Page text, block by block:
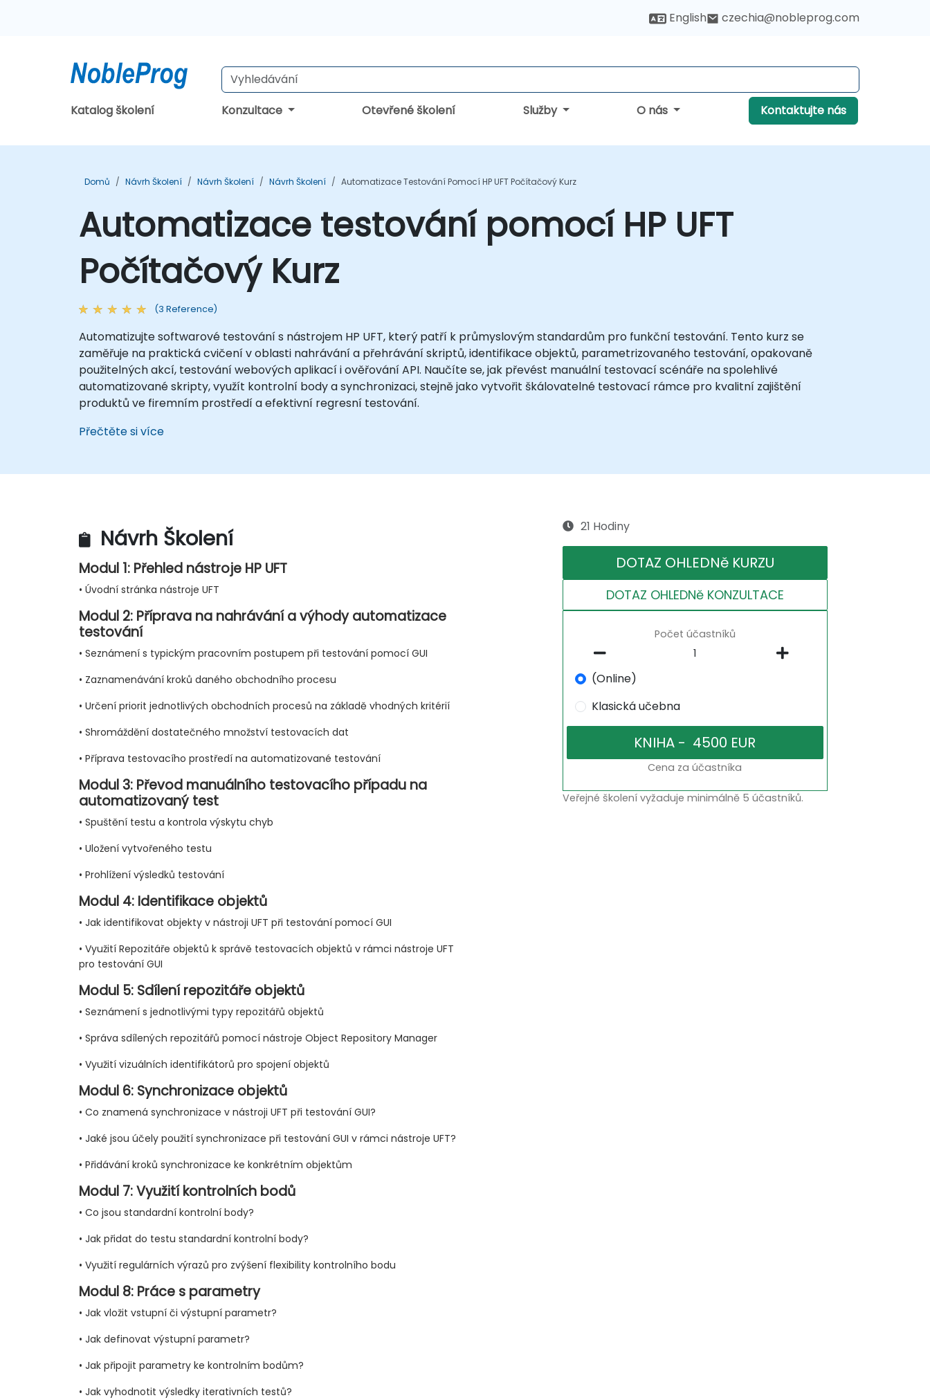
English czechia@nobleprog.com
Katalog školení Konzultace Otevřené školení Služby O nás Kontaktujte nás
Domů Návrh Školení Návrh Školení Návrh Školení Automatizace Testování Pomocí HP UFT Počítačový Kurz
Automatizace testování pomocí HP UFT
Počítačový Kurz
(3 Reference)
Automatizujte softwarové testování s nástrojem HP UFT, který patří k průmyslovým standardům pro funkční testování. Tento kurz se
zaměřuje na praktická cvičení v oblasti nahrávání a přehrávání skriptů, identifikace objektů, parametrizovaného testování, opakovaně
použitelných akcí, testování webových aplikací i ověřování API. Naučíte se, jak převést manuální testovací scénáře na spolehlivé
automatizované skripty, využít kontrolní body a synchronizaci, stejně jako vytvořit škálovatelné testovací rámce pro kvalitní zajištění
produktů ve firemním prostředí a efektivní regresní testování.
Přečtěte si více
Návrh Školení
Modul 1: Přehled nástroje HP UFT
• Úvodní stránka nástroje UFT
Modul 2: Příprava na nahrávání a výhody automatizace
testování
• Seznámení s typickým pracovním postupem při testování pomocí GUI
• Zaznamenávání kroků daného obchodního procesu
• Určení priorit jednotlivých obchodních procesů na základě vhodných kritérií
• Shromáždění dostatečného množství testovacích dat
• Příprava testovacího prostředí na automatizované testování
Modul 3: Převod manuálního testovacího případu na
automatizovaný test
• Spuštění testu a kontrola výskytu chyb
• Uložení vytvořeného testu
• Prohlížení výsledků testování
Modul 4: Identifikace objektů
• Jak identifikovat objekty v nástroji UFT při testování pomocí GUI
• Využití Repozitáře objektů k správě testovacích objektů v rámci nástroje UFT
pro testování GUI
Modul 5: Sdílení repozitáře objektů
• Seznámení s jednotlivými typy repozitářů objektů
• Správa sdílených repozitářů pomocí nástroje Object Repository Manager
• Využití vizuálních identifikátorů pro spojení objektů
Modul 6: Synchronizace objektů
• Co znamená synchronizace v nástroji UFT při testování GUI?
• Jaké jsou účely použití synchronizace při testování GUI v rámci nástroje UFT?
• Přidávání kroků synchronizace ke konkrétním objektům
Modul 7: Využití kontrolních bodů
• Co jsou standardní kontrolní body?
• Jak přidat do testu standardní kontrolní body?
• Využití regulárních výrazů pro zvýšení flexibility kontrolního bodu
Modul 8: Práce s parametry
• Jak vložit vstupní či výstupní parametr?
• Jak definovat výstupní parametr?
• Jak připojit parametry ke kontrolním bodům?
• Jak vyhodnotit výsledky iterativních testů?
21 Hodiny
DOTAZ OHLEDNě KURZU
DOTAZ OHLEDNě KONZULTACE
Počet účastníků
(Online)
Klasická učebna
Cena za účastníka
Veřejné školení vyžaduje minimálně 5 účastníků.